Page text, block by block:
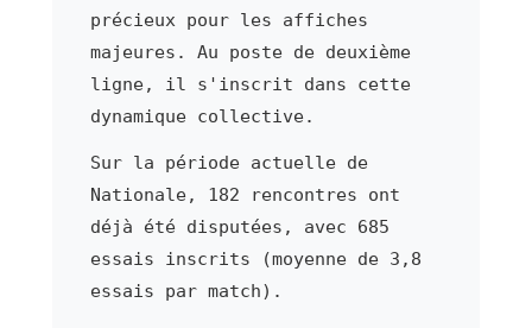
précieux pour les affiches
majeures. Au poste de deuxième
ligne, il s'inscrit dans cette
dynamique collective.
Sur la période actuelle de
Nationale, 182 rencontres ont
déjà été disputées, avec 685
essais inscrits (moyenne de 3,8
essais par match).